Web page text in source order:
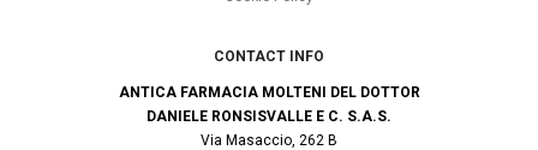
CONTACT INFO
ANTICA FARMACIA MOLTENI DEL DOTTOR
DANIELE RONSISVALLE E C. S.A.S.
Via Masaccio, 262 B